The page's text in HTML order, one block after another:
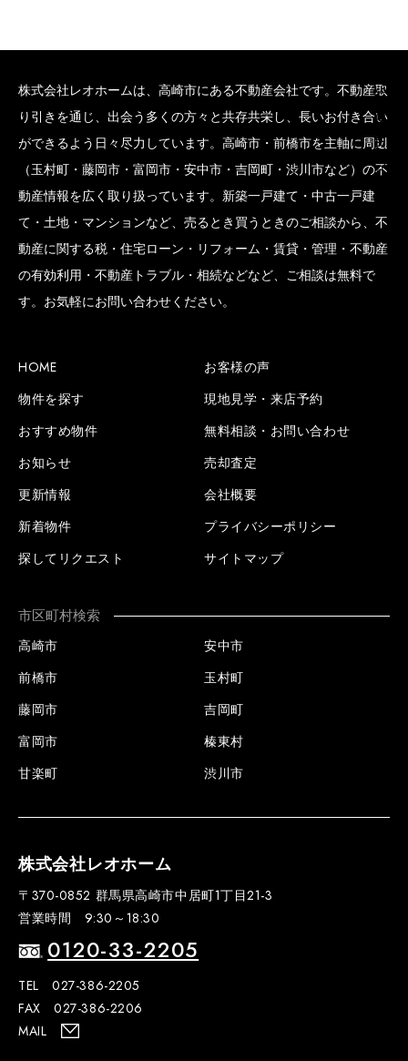
株式会社レオホームは、高崎市にある不動産会社です。不動産取
り引きを通じ、出会う多くの方々と共存共栄し、長いお付き合い
ができるよう日々尽力しています。高崎市・前橋市を主軸に周辺
（玉村町・藤岡市・富岡市・安中市・吉岡町・渋川市など）の不
動産情報を広く取り扱っています。新築一戸建て・中古一戸建
て・土地・マンションなど、売るとき買うときのご相談から、不
動産に関する税・住宅ローン・リフォーム・賃貸・管理・不動産
の有効利用・不動産トラブル・相続などなど、ご相談は無料で
す。お気軽にお問い合わせください。
HOME
物件を探す
おすすめ物件
お知らせ
更新情報
新着物件
探してリクエスト
お客様の声
現地見学・来店予約
無料相談・お問い合わせ
売却査定
会社概要
プライバシーポリシー
サイトマップ
市区町村検索
高崎市
前橋市
藤岡市
富岡市
甘楽町
安中市
玉村町
吉岡町
榛東村
渋川市
株式会社レオホーム
〒370-0852 群馬県高崎市中居町1丁目21-3
営業時間 9:30～18:30
0120-33-2205
TEL 027-386-2205
FAX 027-386-2206
MAIL
SCROLL BOTTOM